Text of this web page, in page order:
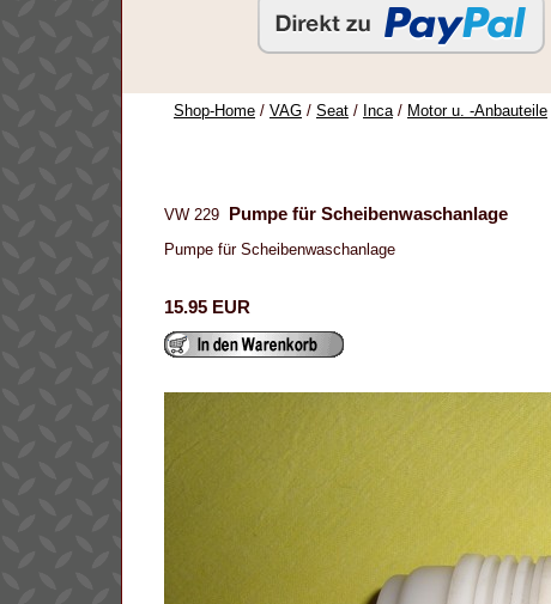
Shop-Home / VAG / Seat / Inca/ Motor u. -Anbauteile
VW 229 Pumpe für Scheibenwaschanlage
Pumpe für Scheibenwaschanlage
15.95 EUR